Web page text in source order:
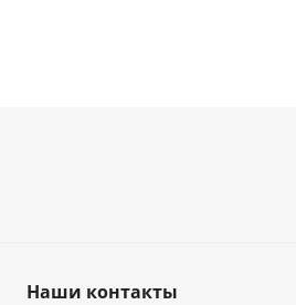
Наши контакты